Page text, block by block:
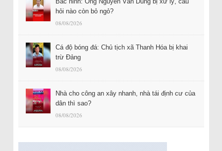
hỏi nào còn bỏ ngỏ?
08/08/2026
Cá độ bóng đá: Chủ tịch xã Thanh Hóa bị khai
trừ Đảng
08/08/2026
Nhà cho công an xây nhanh, nhà tái định cư của
dân thì sao?
08/08/2026